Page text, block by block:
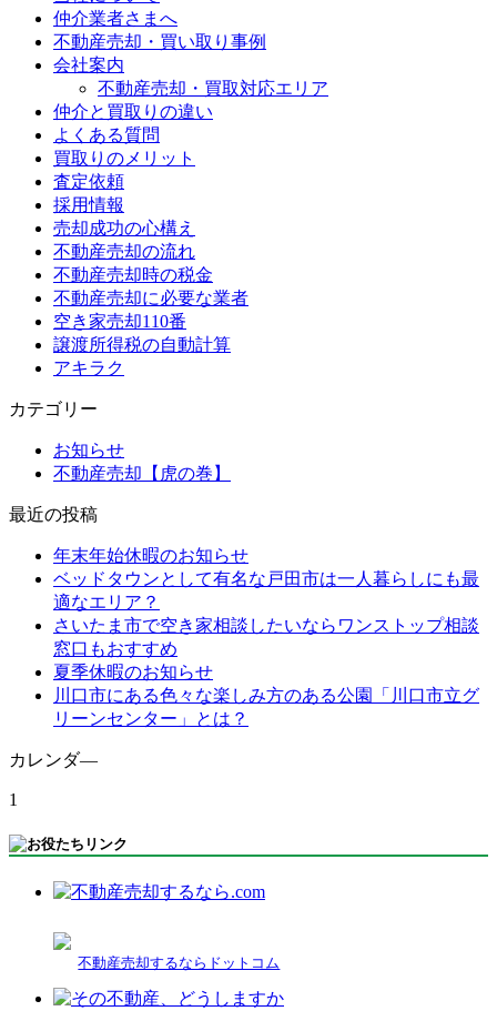
仲介業者さまへ
不動産売却・買い取り事例
会社案内
不動産売却・買取対応エリア
仲介と買取りの違い
よくある質問
買取りのメリット
査定依頼
採用情報
売却成功の心構え
不動産売却の流れ
不動産売却時の税金
不動産売却に必要な業者
空き家売却110番
譲渡所得税の自動計算
アキラク
カテゴリー
お知らせ
不動産売却【虎の巻】
最近の投稿
年末年始休暇のお知らせ
ベッドタウンとして有名な戸田市は一人暮らしにも最
適なエリア？
さいたま市で空き家相談したいならワンストップ相談
窓口もおすすめ
夏季休暇のお知らせ
川口市にある色々な楽しみ方のある公園「川口市立グ
リーンセンター」とは？
カレンダ―
1
不動産売却するならドットコム